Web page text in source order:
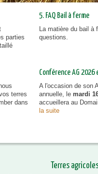
parties
5. FAQ Bail à ferme
La matière du bail à
questions.
terres
dans
Conférence AG
A l'occasion de son
annuelle, le mardi
accueillera au
la suite
Terres